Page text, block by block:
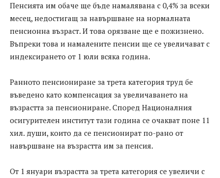
Пенсията им обаче ще бъде намалявана с 0,4% за всеки
месец, недостигащ за навършване на нормалната
пенсионна възраст. И това орязване ще е пожизнено.
Въпреки това и намалените пенсии ще се увеличават с
индексирането от 1 юли всяка година.
Ранното пенсиониране за трета категория труд бе
въведено като компенсация за увеличаването на
възрастта за пенсиониране. Според Националния
осигурителен институт тази година се очакват поне 11
хил. души, които да се пенсионират по-рано от
навършване на възрастта им за пенсия.
От 1 януари възрастта за трета категория се увеличи с